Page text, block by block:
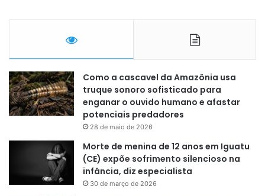
Como a cascavel da Amazônia usa
truque sonoro sofisticado para
enganar o ouvido humano e afastar
potenciais predadores
28 de maio de 2026
Morte de menina de 12 anos em Iguatu
(CE) expõe sofrimento silencioso na
infância, diz especialista
30 de março de 2026